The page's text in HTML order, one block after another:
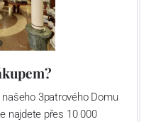
3patrového Domu
najdete přes 10 000